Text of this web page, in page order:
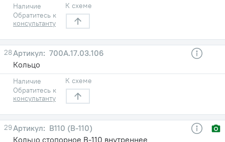
Наличие
Обратитесь к
консультанту
К схеме
28
700А.17.03.106
Кольцо
Наличие
Обратитесь к
консультанту
К схеме
29
В110 (В-110)
Кольцо стопорное В-110 внутреннее